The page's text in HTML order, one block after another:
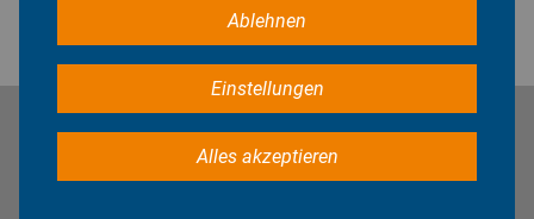
Ablehnen
Einstellungen
Alles akzeptieren